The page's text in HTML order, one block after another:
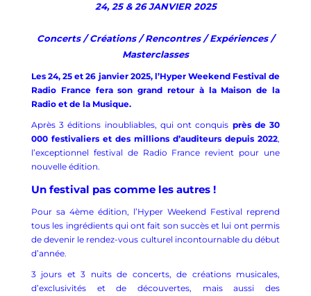
24, 25 & 26 JANVIER 2025
Concerts / Créations / Rencontres / Expériences /
Masterclasses
Les 24, 25 et 26 janvier 2025, l’Hyper Weekend Festival de
Radio France fera son grand retour à la Maison de la
Radio et de la Musique.
Après 3 éditions inoubliables, qui ont conquis près de 30
000 festivaliers et des millions d’auditeurs depuis 2022,
l’exceptionnel festival de Radio France revient pour une
nouvelle édition.
Un festival pas comme les autres !
Pour sa 4ème édition, l’Hyper Weekend Festival reprend
tous les ingrédients qui ont fait son succès et lui ont permis
de devenir le rendez-vous culturel incontournable du début
d’année.
3 jours et 3 nuits de concerts, de créations musicales,
d’exclusivités et de découvertes, mais aussi des